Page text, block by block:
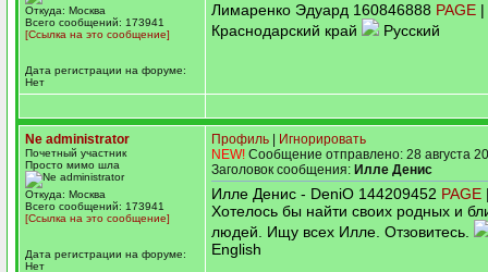
Откуда: Москва
Всего сообщений: 173941
[Ссылка на это сообщение]
Дата регистрации на форуме:
Нет
Лимаренко Эдуард 160846888 PAGE |
Краснодарский край
Русский
Ne administrator
Почетный участник
Просто мимо шла
Откуда: Москва
Всего сообщений: 173941
[Ссылка на это сообщение]
Дата регистрации на форуме:
Нет
Профиль
Игнорировать
NEW! Сообщение отправлено: 28 августа
Заголовок сообщения: Илле Денис
Илле Денис - DeniO 144209452 PAGE
Хотелось бы найти своих родных и
людей. Ищу всех Илле. Отзовитесь.
English